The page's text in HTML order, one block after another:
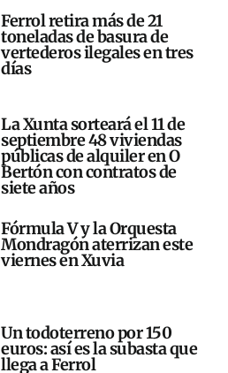
Ferrol retira más de 21
toneladas de basura de
vertederos ilegales en tres
días
La Xunta sorteará el 11 de
septiembre 48 viviendas
públicas de alquiler en O
Bertón con contratos de
siete años
Fórmula V y la Orquesta
Mondragón aterrizan este
viernes en Xuvia
Un todoterreno por 150
euros: así es la subasta que
llega a Ferrol